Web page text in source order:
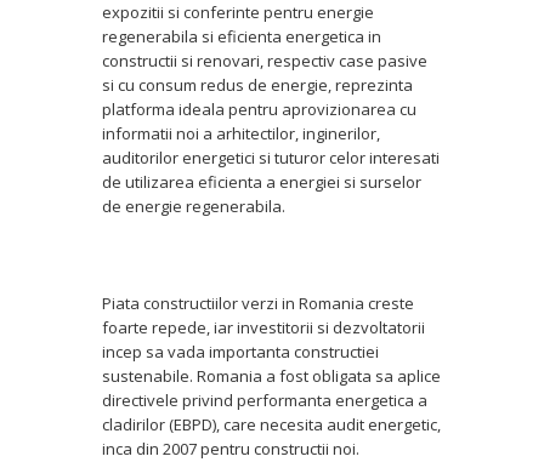
expozitii si conferinte pentru energie
regenerabila si eficienta energetica in
constructii si renovari, respectiv case pasive
si cu consum redus de energie, reprezinta
platforma ideala pentru aprovizionarea cu
informatii noi a arhitectilor, inginerilor,
auditorilor energetici si tuturor celor interesati
de utilizarea eficienta a energiei si surselor
de energie regenerabila.
Piata constructiilor verzi in Romania creste
foarte repede, iar investitorii si dezvoltatorii
incep sa vada importanta constructiei
sustenabile. Romania a fost obligata sa aplice
directivele privind performanta energetica a
cladirilor (EBPD), care necesita audit energetic,
inca din 2007 pentru constructii noi.